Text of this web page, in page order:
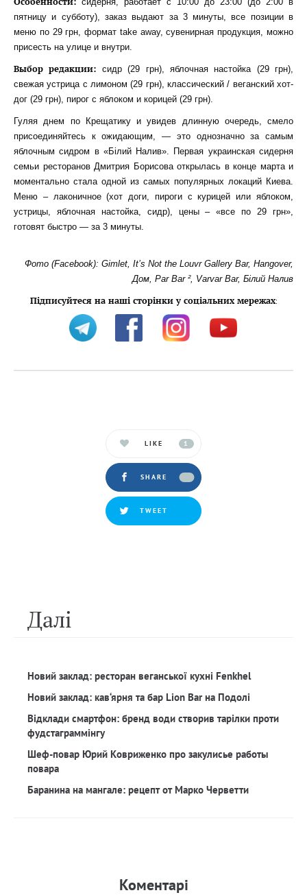
пятницу и субботу), заказ выдают за 3 минуты, все позиции в
меню по 29 грн, формат take away, сувенирная продукция, можно
присесть на улице и внутри.
Выбор редакции: сидр (29 грн), яблочная настойка (29 грн),
свежая устрица с лимоном (29 грн), классический / веганский хот-
дог (29 грн), пирог с яблоком и корицей (29 грн).
Гуляя днем по Крещатику и увидев длинную очередь, смело
присоединяйтесь к ожидающим, — это однозначно за самым
яблочным сидром в «Білий Налив». Первая украинская сидерня
семьи ресторанов Дмитрия Борисова открылась в конце марта и
моментально стала одной из самых популярных локаций Киева.
Меню – лаконичное (хот доги, пироги с курицей или яблоком,
устрицы, яблочная настойка, сидр), цены – «все по 29 грн»,
готовят быстро — за 3 минуты.
Фото (Facebook): Gimlet, It’s Not the Louvr Gallery Bar, Hangover,
Дом, Par Bar ², Varvar Bar, Білий Налив
Підписуйтеся на наші сторінки у соціальних мережах:
LIKE 1
SHARE
TWEET
Далi
Новий заклад: ресторан веганської кухні Fenkhel
Новий заклад: кав‘ярня та бар Lion Bar на Подолі
Відклади смартфон: бренд води створив тарілки проти
фудстаграммінгу
Шеф-повар Юрий Ковриженко про закулисье работы
повара
Баранина на мангале: рецепт от Марко Черветти
Коментарi